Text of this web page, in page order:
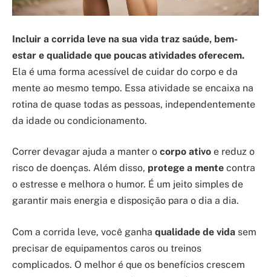
Incluir a corrida leve na sua vida traz saúde, bem-
estar e qualidade que poucas atividades oferecem.
Ela é uma forma acessível de cuidar do corpo e da
mente ao mesmo tempo. Essa atividade se encaixa na
rotina de quase todas as pessoas, independentemente
da idade ou condicionamento.
Correr devagar ajuda a manter o corpo ativo e reduz o
risco de doenças. Além disso, protege a mente contra
o estresse e melhora o humor. É um jeito simples de
garantir mais energia e disposição para o dia a dia.
Com a corrida leve, você ganha qualidade de vida sem
precisar de equipamentos caros ou treinos
complicados. O melhor é que os benefícios crescem